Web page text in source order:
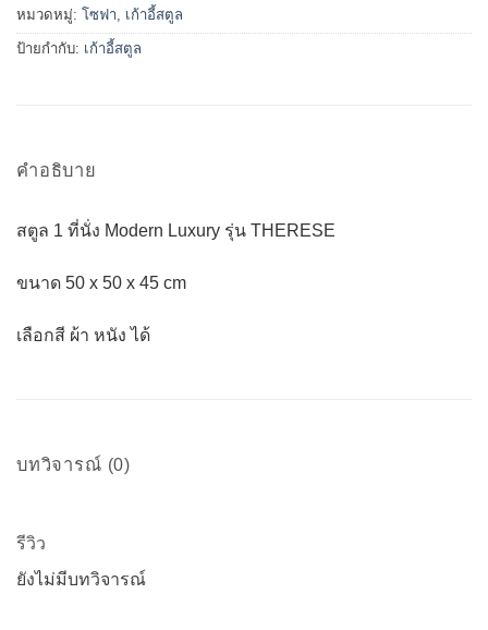
หมวดหมู่: โซฟา เก้าอี้สตูล
ป้ายกำกับ: เก้าอี้สตูล
คำอธิบาย
สตูล 1 ที่นั่ง Modern Luxury รุ่น THERESE
ขนาด 50 x 50 x 45 cm
เลือกสี ผ้า หนัง ได้
บทวิจารณ์ (0)
รีวิว
ยังไม่มีบทวิจารณ์